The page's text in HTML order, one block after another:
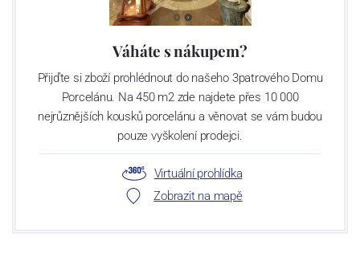
Váháte s nákupem?
Přijďte si zboží prohlédnout do našeho 3patrového Domu
Porcelánu. Na 450 m2 zde najdete přes 10 000
nejrůznějších kousků porcelánu a věnovat se vám budou
pouze vyškolení prodejci.
Virtuální prohlídka
Zobrazit na mapě